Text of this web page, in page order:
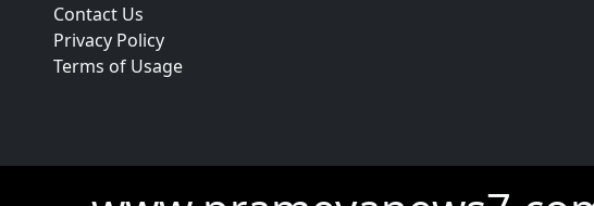
Contact Us
Privacy Policy
Terms of Usage